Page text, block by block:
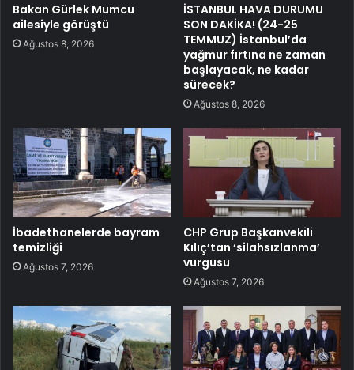
Bakan Gürlek Mumcu
ailesiyle görüştü
Ağustos 8, 2026
İSTANBUL HAVA DURUMU
SON DAKİKA! (24-25
TEMMUZ) İstanbul’da
yağmur fırtına ne zaman
başlayacak, ne kadar
sürecek?
Ağustos 8, 2026
İbadethanelerde bayram
temizliği
Ağustos 7, 2026
CHP Grup Başkanvekili
Kılıç’tan ‘silahsızlanma’
vurgusu
Ağustos 7, 2026